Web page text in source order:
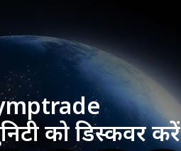
को डिस्कवर करें